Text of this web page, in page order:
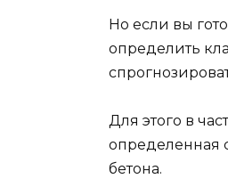
Но если вы
определить
Для этого в
определенная
бетона.